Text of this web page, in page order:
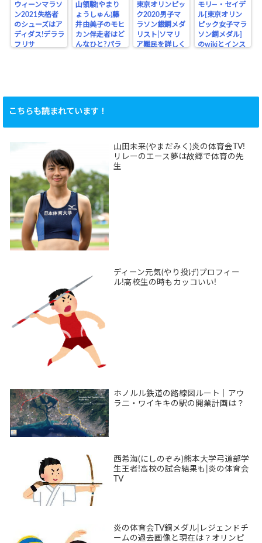
ウィーンマラソ
ン2021失格者
のシューズはア
ディダス!デララ
フリサ
山領駿(やまり
ょうしゅん)藤
井由美子のモヒ
カン伴走者はど
んなひと?パラ
東京オリンピッ
ク2020男子マ
ラソン銀銅メダ
リスト|ソマリ
ア難民を詳しく
モリ―・セイデ
ル[東京オリン
ピック女子マラ
ソン銅メダル]
のwikiとインス
こちらも読まれています！
山田未来(やまだみく)炎の体育会TV!
リレーのエース夢は故郷で体育の先
生
ディーン元気(やり投げ)プロフィー
ル!高校生の時もカッコいい!
ホノルル鉄道の路線図ルート｜アウ
ラ二・ワイキキの駅の開業計画は？
西希海(にしのぞみ)熊本大学弓道部学
生王者!高校の試合結果も|炎の体育会
TV
炎の体育会TV銅メダル|レジェンドチ
ームの過去画像と現在は？オリンピ